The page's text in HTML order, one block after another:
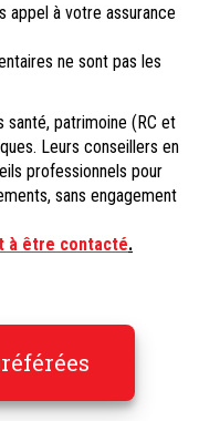
appel à votre assurance
ne sont pas les
patrimoine (RC et
Leurs conseillers en
professionnels pour
sans engagement
à être contacté.